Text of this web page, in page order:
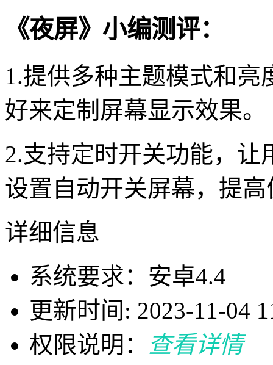
《夜屏》小编测评：
1.提供多种主题模式和
好来定制屏幕显示效果。
2.支持定时开关功能，
设置自动开关屏幕，提
详细信息
系统要求：安卓4.4
更新时间: 2023-11-04
权限说明：
查看详情